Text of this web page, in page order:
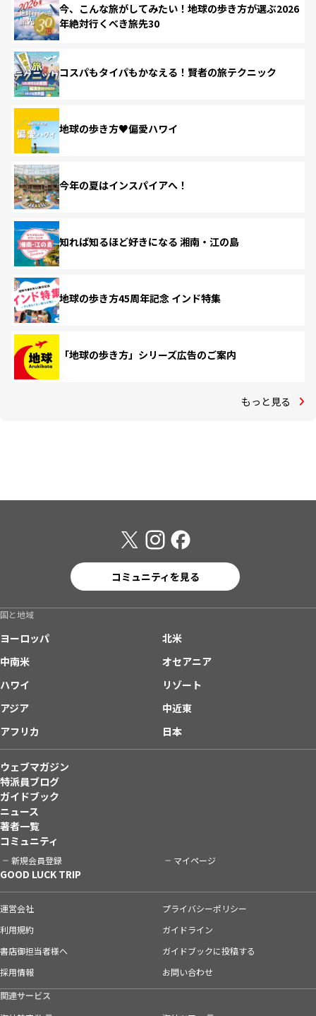
今、こんな旅がしてみたい！地球の歩き方が選ぶ2026
年絶対行くべき旅先30
コスパもタイパもかなえる！賢者の旅テクニック
地球の歩き方♥偏愛ハワイ
今年の夏はインスパイアへ！
知れば知るほど好きになる 湘南・江の島
地球の歩き方45周年記念 インド特集
「地球の歩き方」シリーズ広告のご案内
もっと見る
コミュニティを見る
国と地域
ヨーロッパ
北米
中南米
オセアニア
ハワイ
リゾート
アジア
中近東
アフリカ
日本
ウェブマガジン
特派員ブログ
ガイドブック
ニュース
著者一覧
コミュニティ
新規会員登録 マイページ
GOOD LUCK TRIP
運営会社
プライバシーポリシー
利用規約
ガイドライン
書店御担当者様へ
ガイドブックに投稿する
採用情報
お問い合わせ
関連サービス